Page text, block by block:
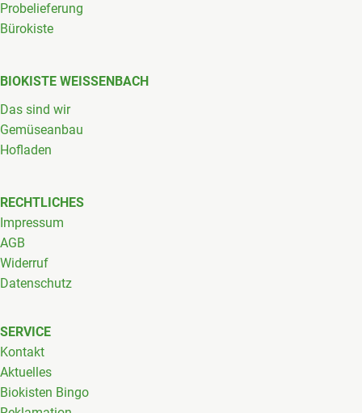
Probelieferung
Bürokiste
BIOKISTE WEISSENBACH
Das sind wir
Gemüseanbau
Hofladen
RECHTLICHES
Impressum
AGB
Widerruf
Datenschutz
SERVICE
Kontakt
Aktuelles
Biokisten Bingo